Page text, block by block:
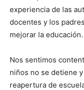
experiencia de las
docentes y los
mejorar la educación.
Nos sentimos
niños no se detiene
reapertura de